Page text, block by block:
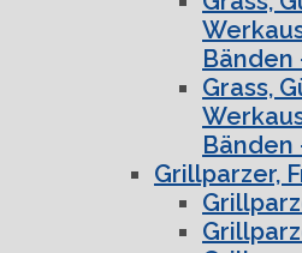
Bänden
Grass,
Bänden
Grillparzer,